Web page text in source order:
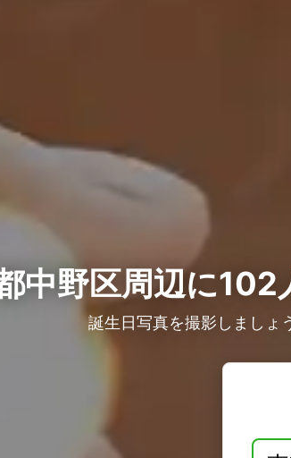
中野区周辺に102
誕生日写真を撮影しましょ